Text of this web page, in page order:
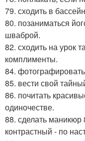
79. сходить в
80. позаниматься
шваброй.
82. сходить на урок
комплименты.
84.
85. вести свой
86. почитать
одиночестве.
88. сделать
контрастный - по